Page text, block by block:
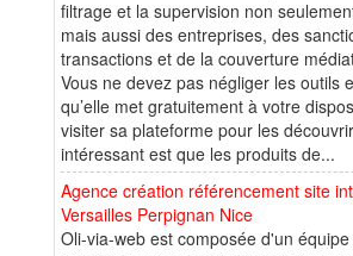
filtrage et la supervision non
mais aussi des entreprises, des
transactions et de la couverture
Vous ne devez pas négliger les outils
qu’elle met gratuitement à votre
visiter sa plateforme pour les
intéressant est que les produits de...
Agence création référencement site
Versailles Perpignan Nice
Oli-via-web est composée d'un